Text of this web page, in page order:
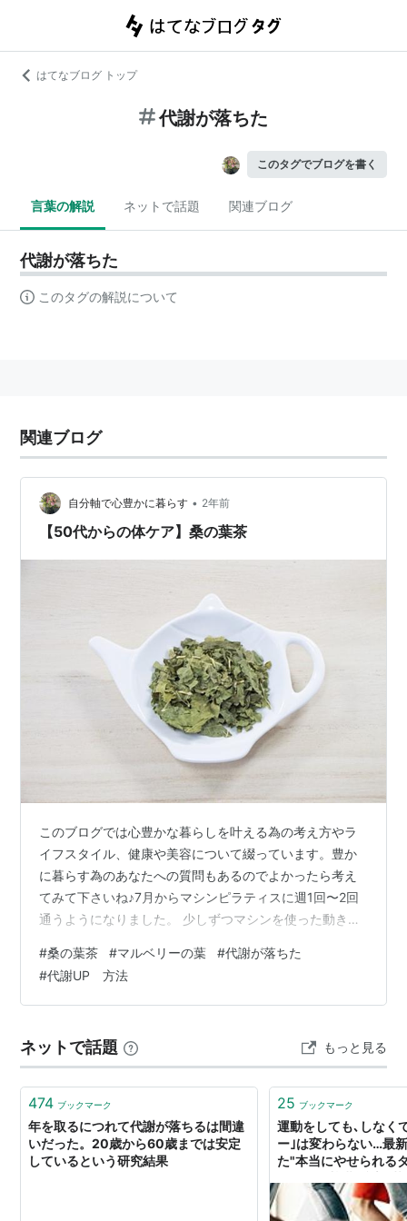
はてなブログ トップ
代謝が落ちた
このタグでブログを書く
言葉の解説 ネットで話題 関連ブログ
代謝が落ちた
このタグの解説について
関連ブログ
自分軸で心豊かに暮らす • 2年前
【50代からの体ケア】桑の葉茶
このブログでは心豊かな暮らしを叶える為の考え方やラ
イフスタイル、健康や美容について綴っています。豊か
に暮らす為のあなたへの質問もあるのでよかったら考え
てみて下さいね♪7月からマシンピラティスに週1回〜2回
通うようになりました。 少しずつマシンを使った動きに
な気もしますが、一方で今まではもっとすぐに効果が出
ていた筋肉量がなかなか増えません。やはり年齢による
影響は大きいようです。 エストロゲンの減少により脂肪
わっていませんが、下腹部の脂肪がつきなかなか取れな
くなりました。 そこで色々調べていたら、日…
#桑の葉茶 #マルベリーの葉 #代謝が落ちた
#代謝UP 方法
ネットで話題 もっと見る
474 ブックマーク
年を取るにつれて代謝が落ちるは間違
いだった。20歳から60歳までは安定
しているという研究結果
25 ブックマーク
運動をしても､しなく
ー｣は変わらない…最
た"本当にやせられる
る